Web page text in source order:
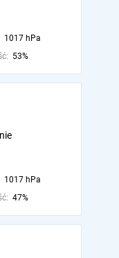
1017 hPa
53%
1017 hPa
47%